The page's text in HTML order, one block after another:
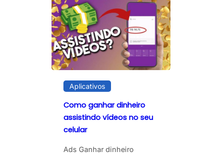
Aplicativos
Como ganhar dinheiro
assistindo vídeos no seu
celular
Ads Ganhar dinheiro